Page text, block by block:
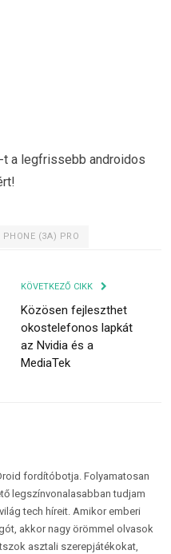
-t a legfrissebb androidos
PHONE (3A) PRO
KÖVETKEZŐ CIKK
Közösen fejleszthet
okostelefonos lapkát
az Nvidia és a
MediaTek
fordítóbotja. Folyamatosan
legszínvonalasabban tudjam
tech híreit. Amikor emberi
akkor nagy örömmel olvasok
asztali szerepjátékokat,